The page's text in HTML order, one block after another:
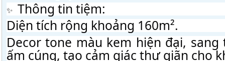
Thông tin tiệm:
Diện tích rộng khoảng 160m².
Decor tone màu kem hiện đại,
ấm cúng, tạo cảm giác thư giãn cho